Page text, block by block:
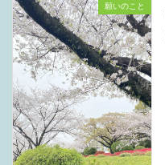
願いのこと